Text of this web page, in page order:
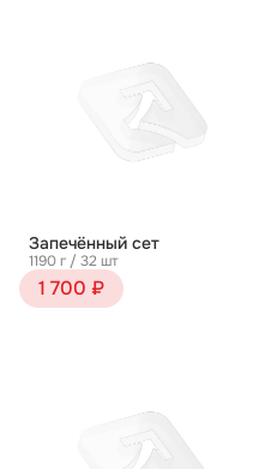
Запечённый сет
1190 г / 32 шт
1 700 ₽